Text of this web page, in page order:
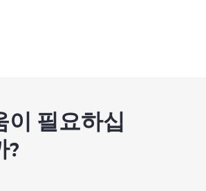
이 필요하십
?